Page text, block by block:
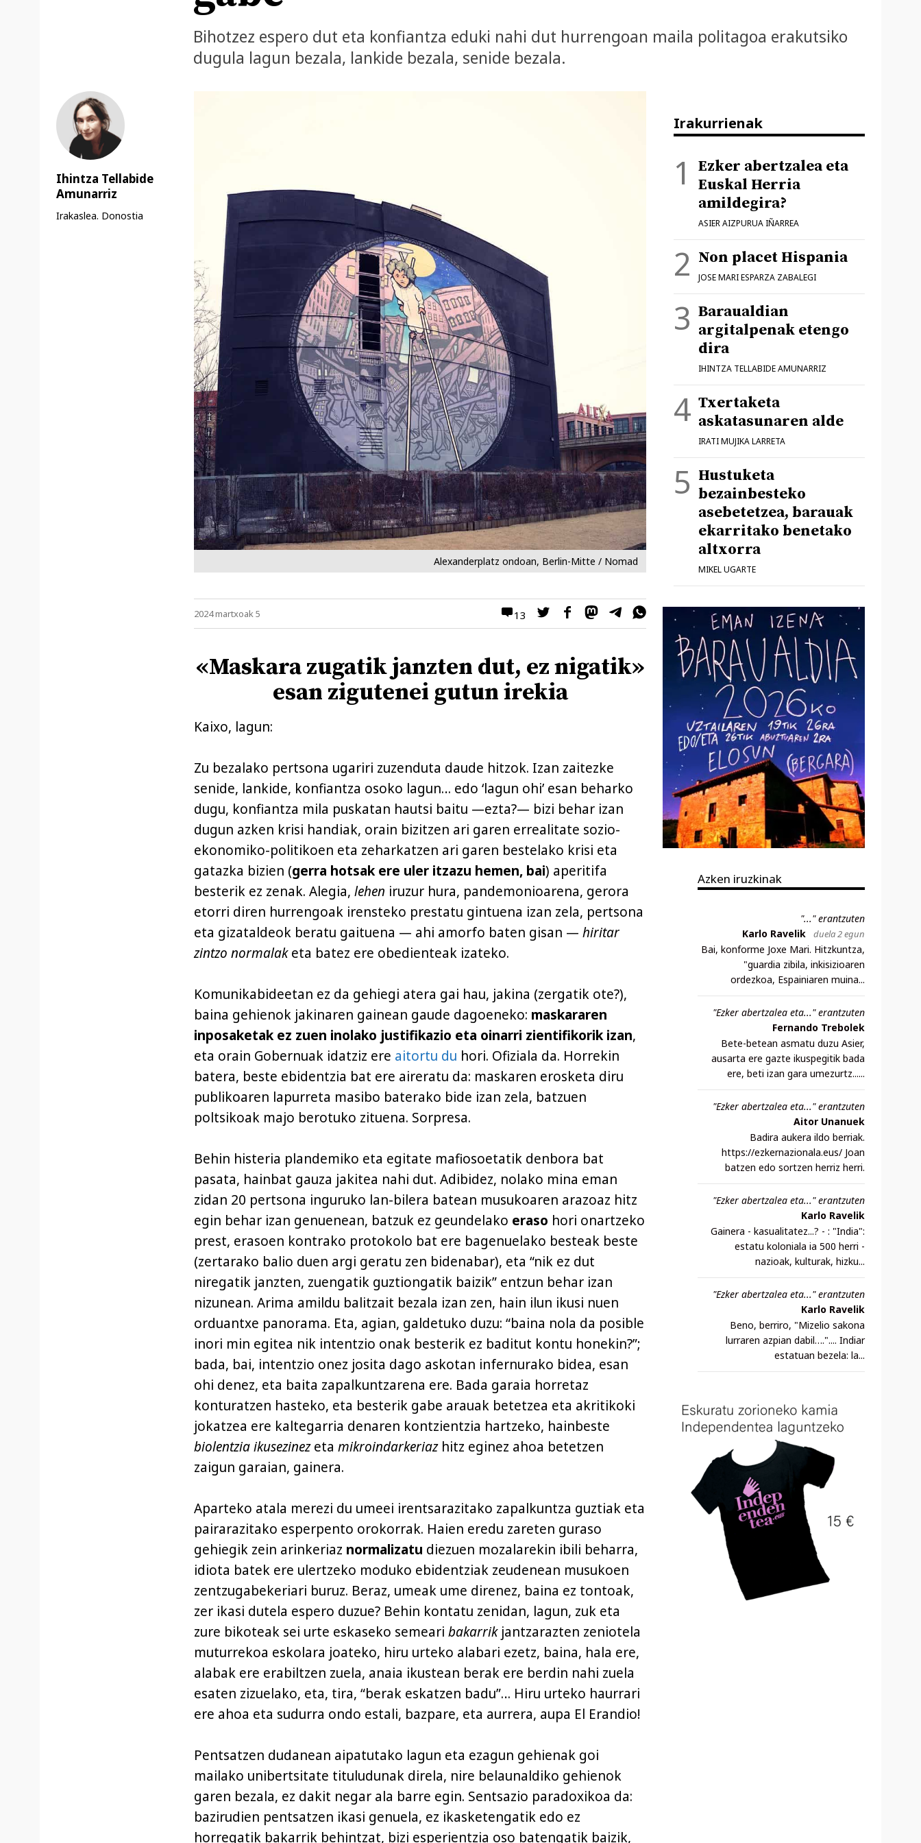
Bihotzez espero dut eta konfiantza eduki nahi dut hurrengoan maila politagoa erakutsiko
dugula lagun bezala, lankide bezala, senide bezala.
Alexanderplatz ondoan, Berlin-Mitte / Nomad
13
2024 martxoak 5
«Maskara zugatik janzten dut, ez nigatik»
esan zigutenei gutun irekia
Kaixo, lagun:
Zu bezalako pertsona ugariri zuzenduta daude hitzok. Izan zaitezke
senide, lankide, konfiantza osoko lagun… edo ‘lagun ohi’ esan beharko
dugu, konfiantza mila puskatan hautsi baitu —ezta?— bizi behar izan
dugun azken krisi handiak, orain bizitzen ari garen errealitate sozio-
ekonomiko-politikoen eta zeharkatzen ari garen bestelako krisi eta
gatazka bizien (gerra hotsak ere uler itzazu hemen, bai) aperitifa
besterik ez zenak. Alegia, lehen iruzur hura, pandemonioarena, gerora
etorri diren hurrengoak irensteko prestatu gintuena izan zela, pertsona
eta gizataldeok beratu gaituena — ahi amorfo baten gisan — hiritar
zintzo normalaketa batez ere obedienteak izateko.
Komunikabideetan ez da gehiegi atera gai hau, jakina (zergatik ote?),
baina gehienok jakinaren gainean gaude dagoeneko: maskararen
inposaketak ez zuen inolako justifikazio eta oinarri zientifikorik izan,
eta orain Gobernuak idatziz ere aitortu du hori. Ofiziala da. Horrekin
batera, beste ebidentzia bat ere aireratu da: maskaren erosketa diru
publikoaren lapurreta masibo baterako bide izan zela, batzuen
poltsikoak majo berotuko zituena. Sorpresa.
Behin histeria plandemiko eta egitate mafiosoetatik denbora bat
pasata, hainbat gauza jakitea nahi dut. Adibidez, nolako mina eman
zidan 20 pertsona inguruko lan-bilera batean musukoaren arazoaz hitz
egin behar izan genuenean, batzuk ez geundelako eraso hori onartzeko
prest, erasoen kontrako protokolo bat ere bagenuelako besteak beste
(zertarako balio duen argi geratu zen bidenabar), eta “nik ez dut
niregatik janzten, zuengatik guztiongatik baizik” entzun behar izan
nizunean. Arima amildu balitzait bezala izan zen, hain ilun ikusi nuen
orduantxe panorama. Eta, agian, galdetuko duzu: “baina nola da posible
inori min egitea nik intentzio onak besterik ez baditut kontu honekin?”;
bada, bai, intentzio onez josita dago askotan infernurako bidea, esan
ohi denez, eta baita zapalkuntzarena ere. Bada garaia horretaz
konturatzen hasteko, eta besterik gabe arauak betetzea eta akritikoki
jokatzea ere kaltegarria denaren kontzientzia hartzeko, hainbeste
biolentzia ikusezinezeta mikroindarkeriazhitz eginez ahoa betetzen
zaigun garaian, gainera.
Aparteko atala merezi du umeei irentsarazitako zapalkuntza guztiak eta
pairarazitako esperpento orokorrak. Haien eredu zareten guraso
gehiegik zein arinkeriaz normalizatu diezuen mozalarekin ibili beharra,
idiota batek ere ulertzeko moduko ebidentziak zeudenean musukoen
zentzugabekeriari buruz. Beraz, umeak ume direnez, baina ez tontoak,
zer ikasi dutela espero duzue? Behin kontatu zenidan, lagun, zuk eta
zure bikoteak sei urte eskaseko semeari bakarrikjantzarazten zeniotela
muturrekoa eskolara joateko, hiru urteko alabari ezetz, baina, hala ere,
alabak ere erabiltzen zuela, anaia ikustean berak ere berdin nahi zuela
esaten zizuelako, eta, tira, “berak eskatzen badu”… Hiru urteko haurrari
ere ahoa eta sudurra ondo estali, bazpare, eta aurrera, aupa El Erandio!
Pentsatzen dudanean aipatutako lagun eta ezagun gehienak goi
mailako unibertsitate tituludunak direla, nire belaunaldiko gehienok
garen bezala, ez dakit negar ala barre egin. Sentsazio paradoxikoa da:
bazirudien pentsatzen ikasi genuela, ez ikasketengatik edo ez
horregatik bakarrik behintzat, bizi esperientzia oso batengatik baizik,
Ihintza Tellabide
Amunarriz
Irakaslea. Donostia
Irakurrienak
Ezker abertzalea eta
Euskal Herria
amildegira?
ASIER AIZPURUA IÑARREA
Non placet Hispania
JOSE MARI ESPARZA ZABALEGI
Baraualdian
argitalpenak etengo
dira
IHINTZA TELLABIDE AMUNARRIZ
Txertaketa
askatasunaren alde
IRATI MUJIKA LARRETA
Hustuketa
bezainbesteko
asebetetzea, barauak
ekarritako benetako
altxorra
MIKEL UGARTE
Azken iruzkinak
"..." erantzuten
Karlo Ravelik
duela 2 egun
Bai, konforme Joxe Mari. Hitzkuntza,
"guardia zibila, inkisizioaren
ordezkoa, Espainiaren muina...
"Ezker abertzalea eta..." erantzuten
Fernando Trebolek
Bete-betean asmatu duzu Asier,
ausarta ere gazte ikuspegitik bada
ere, beti izan gara umezurtz......
"Ezker abertzalea eta..." erantzuten
Aitor Unanuek
Badira aukera ildo berriak.
https://ezkernazionala.eus/ Joan
batzen edo sortzen herriz herri.
"Ezker abertzalea eta..." erantzuten
Karlo Ravelik
Gainera - kasualitatez...? - : "India":
estatu koloniala ia 500 herri -
nazioak, kulturak, hizku...
"Ezker abertzalea eta..." erantzuten
Karlo Ravelik
Beno, berriro, "Mizelio sakona
lurraren azpian dabil….".... Indiar
estatuan bezela: la...